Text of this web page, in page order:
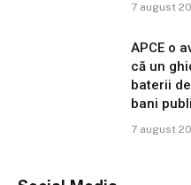
7 august
APCE o
că un
baterii
bani
7 august